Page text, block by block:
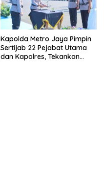
Kapolda Metro Jaya Pimpin
Sertijab 22 Pejabat Utama
dan Kapolres, Tekankan